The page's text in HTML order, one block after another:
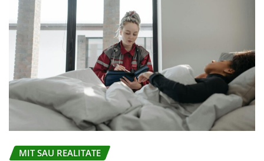
MIT SAU REALITATE